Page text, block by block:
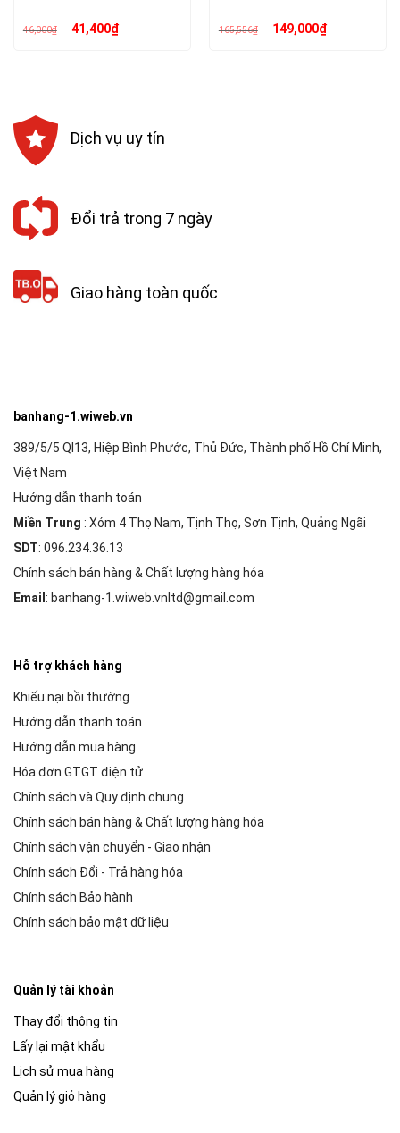
46,000₫ Giá
gốc41,400₫Giá 165,556₫ Giá
gốc149,000₫Giá
Dịch vụ uy tín
Đổi trả trong 7 ngày
Giao hàng toàn quốc
banhang-1.wiweb.vn
389/5/5 Ql13, Hiệp Bình Phước, Thủ Đức, Thành phố Hồ Chí Minh,
Việt Nam
Hướng dẫn thanh toán
Miền Trung : Xóm 4 Thọ Nam, Tịnh Thọ, Sơn Tịnh, Quảng Ngãi
SDT: 096.234.36.13
Chính sách bán hàng & Chất lượng hàng hóa
Email : banhang-1.wiweb.vnltd@gmail.com
Hỗ trợ khách hàng
Khiếu nại bồi thường
Hướng dẫn thanh toán
Hướng dẫn mua hàng
Hóa đơn GTGT điện tử
Chính sách và Quy định chung
Chính sách bán hàng & Chất lượng hàng hóa
Chính sách vận chuyển - Giao nhận
Chính sách Đổi - Trả hàng hóa
Chính sách Bảo hành
Chính sách bảo mật dữ liệu
Quản lý tài khoản
Thay đổi thông tin
Lấy lại mật khẩu
Lịch sử mua hàng
Quản lý giỏ hàng